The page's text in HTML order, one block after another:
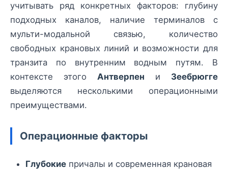
учитывать ряд конкретных факторов: глубину
подходных каналов, наличие терминалов с
мульти-модальной связью, количество
свободных крановых линий и возможности для
транзита по внутренним водным путям. В
контексте этого Антверпен и Зеебрюгге
выделяются несколькими операционными
преимуществами.
Операционные факторы
Глубокие причалы и современная крановая